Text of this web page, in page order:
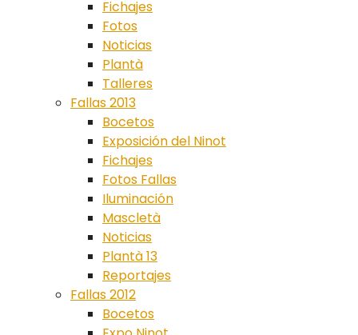
Fichajes
Fotos
Noticias
Plantà
Talleres
Fallas 2013
Bocetos
Exposición del Ninot
Fichajes
Fotos Fallas
Iluminación
Mascletà
Noticias
Plantà 13
Reportajes
Fallas 2012
Bocetos